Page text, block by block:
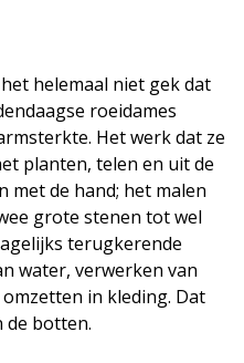
helemaal niet gek dat
roeidames
Het werk dat ze
planten, telen en uit de
met de hand; het malen
grote stenen tot wel
terugkerende
water, verwerken van
in kleding. Dat
de botten.